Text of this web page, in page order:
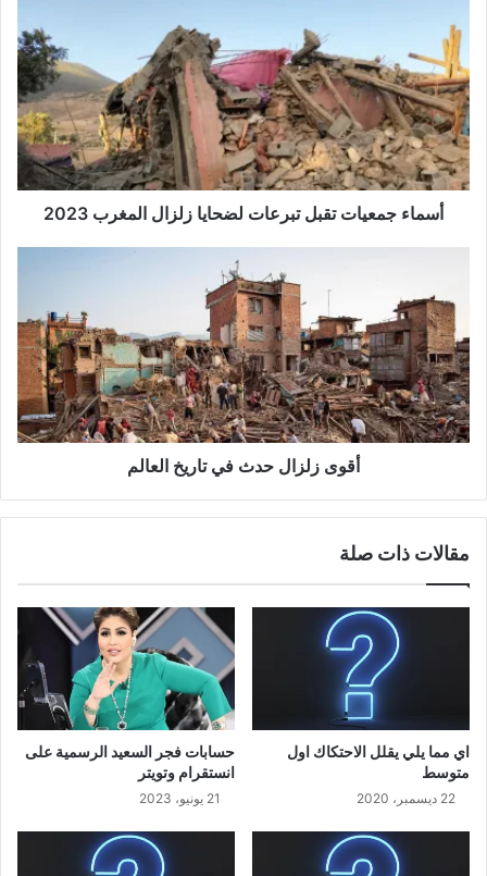
أسماء جمعيات تقبل تبرعات لضحايا زلزال المغرب 2023
أقوى زلزال حدث في تاريخ العالم
مقالات ذات صلة
اي مما يلي يقلل الاحتكاك اول
متوسط
22 ديسمبر، 2020
حسابات فجر السعيد الرسمية على
انستقرام وتويتر
21 يونيو، 2023